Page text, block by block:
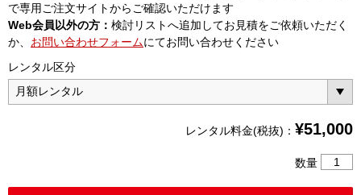
で専用ご注文サイトからご確認いただけます
Web会員以外の方： 検討リストへ追加してお見積をご依頼いただく
か、 お問い合わせフォームにてお問い合わせください
レンタル区分
レンタル料金(税抜)： ¥51,000
数量